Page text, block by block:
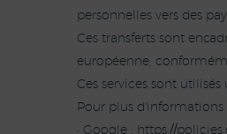
personnelles vers des
Ces transferts sont
européenne,
Ces services sont
Pour plus d'informations
• Google : https://